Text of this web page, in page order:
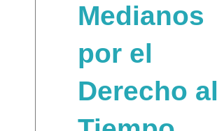
Medianos
por el
Derecho al